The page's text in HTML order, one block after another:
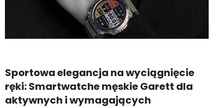
Sportowa elegancja na wyciągnięcie
ręki: Smartwatche męskie Garett dla
aktywnych i wymagających